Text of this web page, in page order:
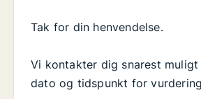
Tak for din henvendelse.
Vi kontakter dig snarest
dato og tidspunkt for